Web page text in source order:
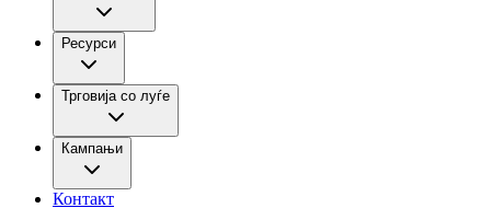
Ресурси
Трговија со луѓе
Кампањи
Контакт